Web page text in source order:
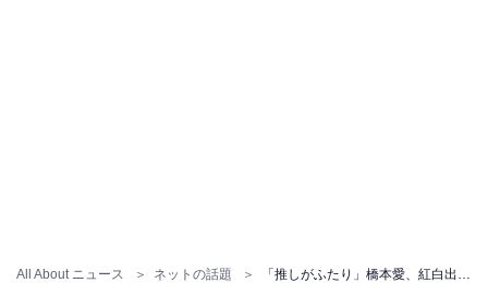
All About ニュース ネットの話題